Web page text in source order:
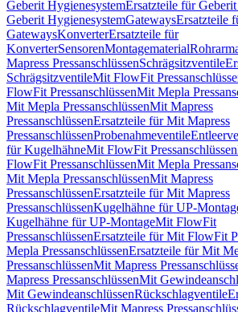
Geberit HygienesystemErsatzteile für
Geberit HygienesystemGatewaysErsatzteile
GatewaysKonverterErsatzteile für
KonverterSensorenMontagematerial
Mapress PressanschlüssenSchrägsitzventile
SchrägsitzventileMit FlowFit
FlowFit PressanschlüssenMit Mepla
Mit Mepla PressanschlüssenMit Mapress
PressanschlüssenErsatzteile für Mit Mapress
PressanschlüssenProbenahmeventile
für KugelhähneMit FlowFit Pressanschlüssen
FlowFit PressanschlüssenMit Mepla
Mit Mepla PressanschlüssenMit Mapress
PressanschlüssenErsatzteile für Mit Mapress
PressanschlüssenKugelhähne für UP-
Kugelhähne für UP-MontageMit FlowFit
PressanschlüssenErsatzteile für Mit FlowFit
Mepla PressanschlüssenErsatzteile für Mit
PressanschlüssenMit Mapress
Mapress PressanschlüssenMit
Mit GewindeanschlüssenRückschlagventile
RückschlagventileMit Mapress